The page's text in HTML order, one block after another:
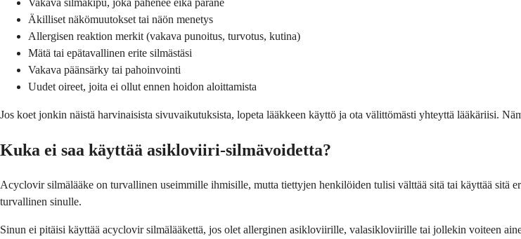
Vakava silmäkipu, joka pahenee eikä parane
Äkilliset näkömuutokset tai näön menetys
Allergisen reaktion merkit (vakava punoitus, turvotus, kutina)
Mätä tai epätavallinen erite silmästäsi
Vakava päänsärky tai pahoinvointi
Uudet oireet, joita ei ollut ennen hoidon aloittamista
Jos koet jonkin näistä harvinaisista sivuvaikutuksista, lopeta lääkkeen käyttö ja ota välittömästi yhteyttä lääkäriisi.
Kuka ei saa käyttää asikloviiri-silmävoidetta?
Acyclovir silmälääke on turvallinen useimmille ihmisille, mutta tiettyjen henkilöiden tulisi välttää sitä tai käyttää sitä
turvallinen sinulle.
Sinun ei pitäisi käyttää acyclovir silmälääkettä, jos olet allerginen asikloviirille, valasikloviirille tai jollekin voiteen